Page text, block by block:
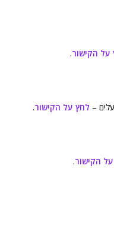
על הקישור.
– לחץ על הקישור.
הקישור.